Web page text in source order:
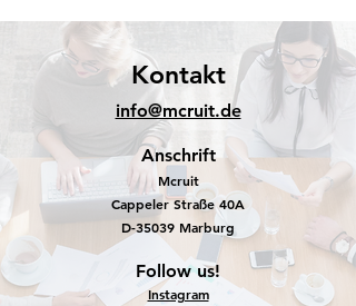
Kontakt
info@mcruit.de
Anschrift
Mcruit
Cappeler Straße 40A
D-35039 Marburg
Follow us!
Instagram